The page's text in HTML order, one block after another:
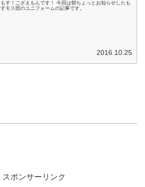
もす！ござえもんです！ 今回は朝ちょっとお知らせしたも
すモス団のユニフォームの記事です。
2016.10.25
スポンサーリンク